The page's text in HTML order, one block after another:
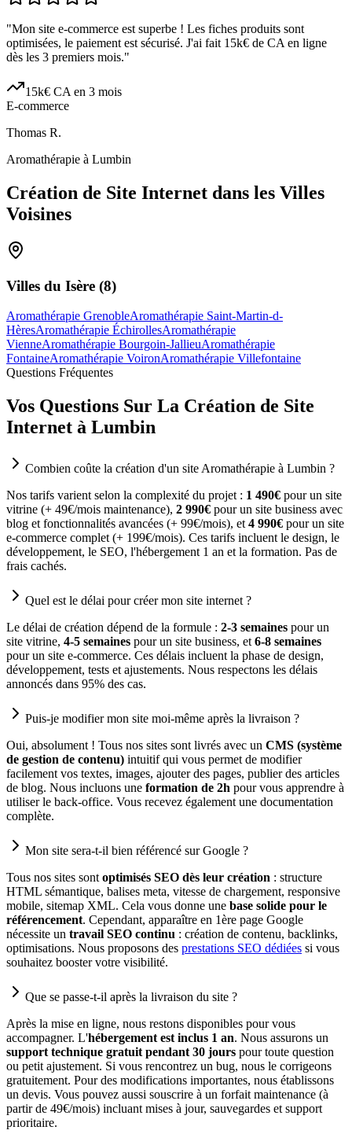
"Mon site e-commerce est superbe ! Les fiches produits sont
optimisées, le paiement est sécurisé. J'ai fait 15k€ de CA en ligne
dès les 3 premiers mois."
15k€ CA en 3 mois
E-commerce
Thomas R.
Aromathérapie à Lumbin
Création de Site Internet dans les Villes
Voisines
Villes du Isère (8)
Aromathérapie GrenobleAromathérapie Saint-Martin-d-
HèresAromathérapie ÉchirollesAromathérapie
VienneAromathérapie Bourgoin-JallieuAromathérapie
FontaineAromathérapie VoironAromathérapie Villefontaine
Questions Fréquentes
Vos Questions Sur La Création de Site
Internet à Lumbin
Combien coûte la création d'un site Aromathérapie à Lumbin ?
Nos tarifs varient selon la complexité du projet : 1 490€ pour un site
vitrine (+ 49€/mois maintenance), 2 990€ pour un site business avec
blog et fonctionnalités avancées (+ 99€/mois), et 4 990€ pour un site
e-commerce complet (+ 199€/mois). Ces tarifs incluent le design, le
développement, le SEO, l'hébergement 1 an et la formation. Pas de
frais cachés.
Quel est le délai pour créer mon site internet ?
Le délai de création dépend de la formule : 2-3 semaines pour un
site vitrine, 4-5 semaines pour un site business, et 6-8 semaines
pour un site e-commerce. Ces délais incluent la phase de design,
développement, tests et ajustements. Nous respectons les délais
annoncés dans 95% des cas.
Puis-je modifier mon site moi-même après la livraison ?
Oui, absolument ! Tous nos sites sont livrés avec un CMS (système
de gestion de contenu) intuitif qui vous permet de modifier
facilement vos textes, images, ajouter des pages, publier des articles
de blog. Nous incluons une formation de 2h pour vous apprendre à
utiliser le back-office. Vous recevez également une documentation
complète.
Mon site sera-t-il bien référencé sur Google ?
Tous nos sites sont optimisés SEO dès leur création : structure
HTML sémantique, balises meta, vitesse de chargement, responsive
mobile, sitemap XML. Cela vous donne une base solide pour le
référencement. Cependant, apparaître en 1ère page Google
nécessite un travail SEO continu : création de contenu, backlinks,
optimisations. Nous proposons des prestations SEO dédiées si vous
souhaitez booster votre visibilité.
Que se passe-t-il après la livraison du site ?
Après la mise en ligne, nous restons disponibles pour vous
accompagner. L'hébergement est inclus 1 an. Nous assurons un
support technique gratuit pendant 30 jours pour toute question
ou petit ajustement. Si vous rencontrez un bug, nous le corrigeons
gratuitement. Pour des modifications importantes, nous établissons
un devis. Vous pouvez aussi souscrire à un forfait maintenance (à
partir de 49€/mois) incluant mises à jour, sauvegardes et support
prioritaire.